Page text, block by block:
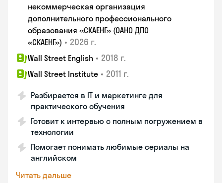
некоммерческая организация
дополнительного профессионального
образования «СКАЕНГ» (ОАНО ДПО
«СКАЕНГ») • 2026 г.
Wall Street English • 2018 г.
Wall Street Institute • 2011 г.
Разбирается в IT и маркетинге для
практического обучения
Готовит к интервью с полным погружением в
технологии
Помогает понимать любимые сериалы на
английском
Читать дальше